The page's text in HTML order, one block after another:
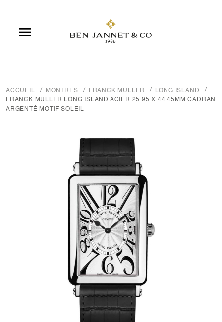

ACCUEIL MONTRES FRANCK MULLER
LONG ISLAND
FRANCK MULLER LONG ISLAND ACIER 25.95 X 44.45MM CADRAN
ARGENTÉ MOTIF SOLEIL